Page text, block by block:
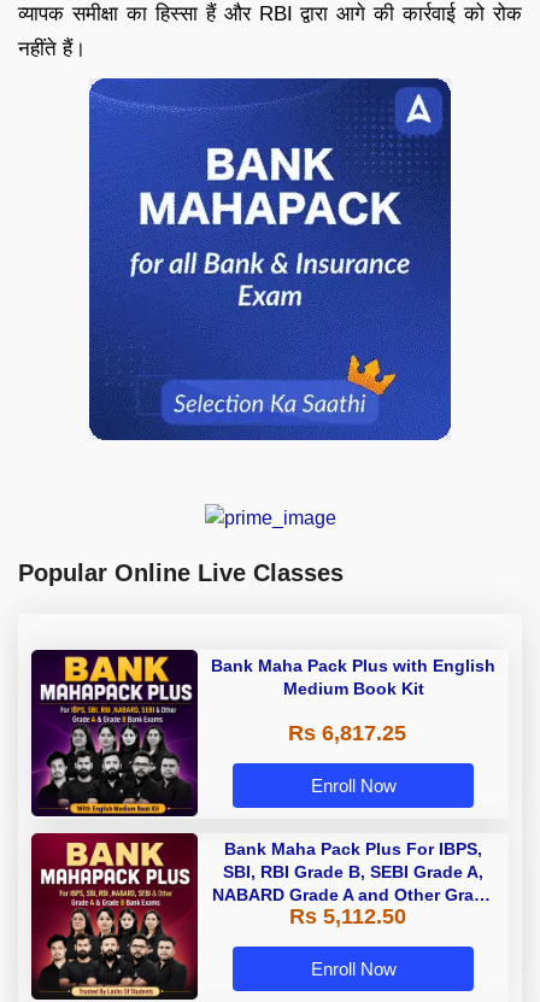
व्यापक समीक्षा का हिस्सा हैं और RBI द्वारा आगे की कार्रवाई को रोक
नहींते हैं।
Popular Online Live Classes
Bank Maha Pack Plus with English
Medium Book Kit
Rs 6,817.25
Enroll Now
Bank Maha Pack Plus For IBPS,
SBI, RBI Grade B, SEBI Grade A,
NABARD Grade A and Other Grade
A & Grade B Bank Exams
Rs 5,112.50
Enroll Now